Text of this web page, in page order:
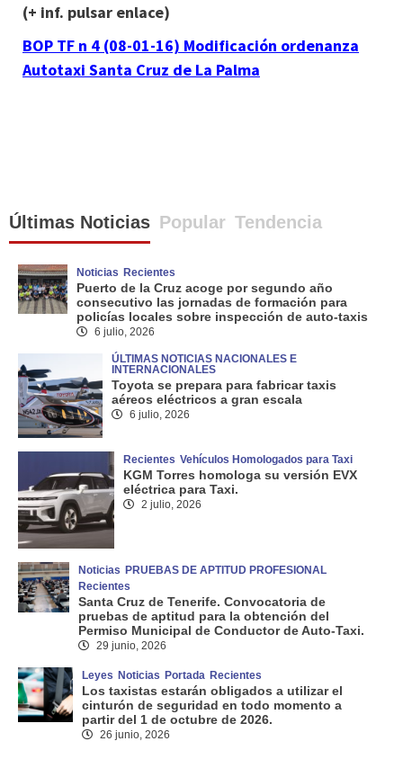
(+ inf. pulsar enlace)
BOP TF n 4 (08-01-16) Modificación ordenanza
Autotaxi Santa Cruz de La Palma
Últimas Noticias Popular Tendencia
Noticias Recientes
Puerto de la Cruz acoge por segundo año
consecutivo las jornadas de formación para
policías locales sobre inspección de auto-taxis
6 julio, 2026
ÚLTIMAS NOTICIAS NACIONALES E
INTERNACIONALES
Toyota se prepara para fabricar taxis
aéreos eléctricos a gran escala
6 julio, 2026
Recientes Vehículos Homologados para Taxi
KGM Torres homologa su versión EVX
eléctrica para Taxi.
2 julio, 2026
Noticias PRUEBAS DE APTITUD PROFESIONAL
Recientes
Santa Cruz de Tenerife. Convocatoria de
pruebas de aptitud para la obtención del
Permiso Municipal de Conductor de Auto-Taxi.
29 junio, 2026
Leyes Noticias Portada Recientes
Los taxistas estarán obligados a utilizar el
cinturón de seguridad en todo momento a
partir del 1 de octubre de 2026.
26 junio, 2026